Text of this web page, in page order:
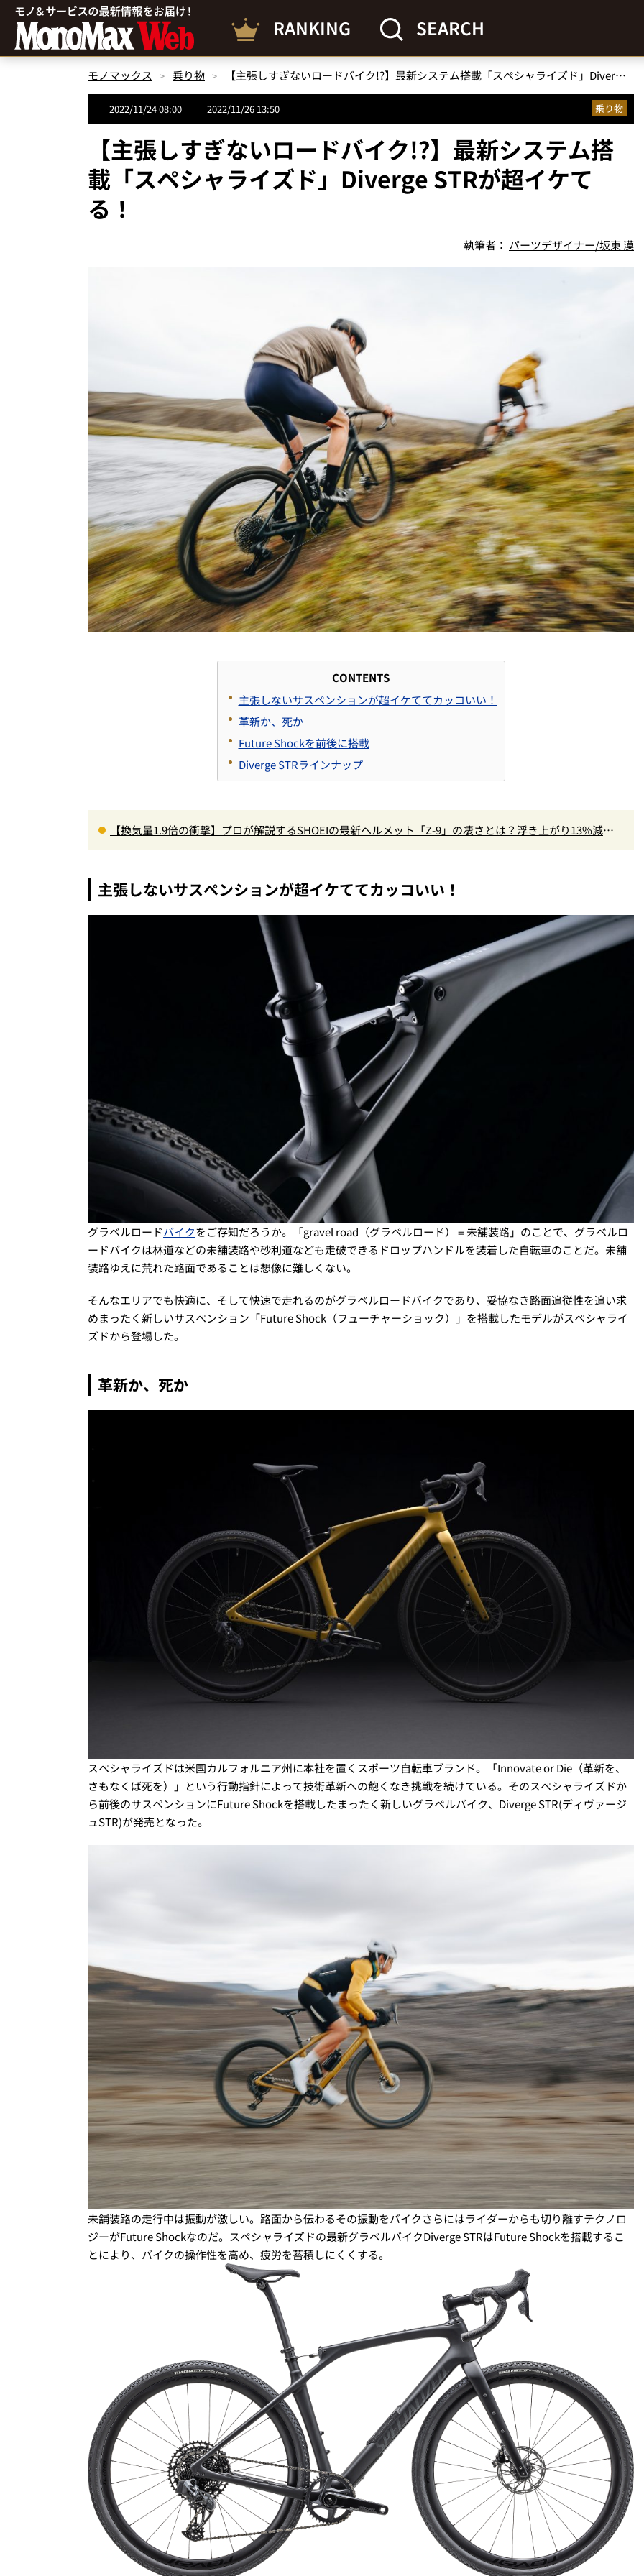
RANKING SEARCH
モノマックス 乗り物 【主張しすぎないロードバイク!?】最新システム搭載「スペシャライズド」Diverge STRが超イケてる！
2022/11/24 08:00 2022/11/26 13:50 乗り物
【主張しすぎないロードバイク!?】最新システム搭
載「スペシャライズド」Diverge STRが超イケて
る！
執筆者： パーツデザイナー/坂東 漠
CONTENTS
主張しないサスペンションが超イケててカッコいい！
革新か、死か
Future Shockを前後に搭載
Diverge STRラインナップ
【換気量1.9倍の衝撃】プロが解説するSHOEIの最新ヘルメット「Z-9」の凄さとは？浮き上がり13%減で
主張しないサスペンションが超イケててカッコいい！
グラベルロードバイクをご存知だろうか。「gravel road（グラベルロード）＝未舗装路」のことで、グラベルロ
ードバイクは林道などの未舗装路や砂利道なども走破できるドロップハンドルを装着した自転車のことだ。未舗
装路ゆえに荒れた路面であることは想像に難しくない。
そんなエリアでも快適に、そして快速で走れるのがグラベルロードバイクであり、妥協なき路面追従性を追い求
めまったく新しいサスペンション「Future Shock（フューチャーショック）」を搭載したモデルがスペシャライ
ズドから登場した。
革新か、死か
スペシャライズドは米国カルフォルニア州に本社を置くスポーツ自転車ブランド。「Innovate or Die （革新を、
さもなくば死を）」という行動指針によって技術革新への飽くなき挑戦を続けている。そのスペシャライズドか
ら前後のサスペンションにFuture Shockを搭載したまったく新しいグラベルバイク、Diverge STR(ディヴァージ
ュSTR)が発売となった。
未舗装路の走行中は振動が激しい。路面から伝わるその振動をバイクさらにはライダーからも切り離すテクノロ
ジーがFuture Shockなのだ。スペシャライズドの最新グラベルバイクDiverge STRはFuture Shockを搭載するこ
とにより、バイクの操作性を高め、疲労を蓄積しにくくする。